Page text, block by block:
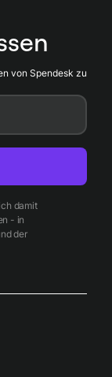
von Spendesk zu
damit
- in
der